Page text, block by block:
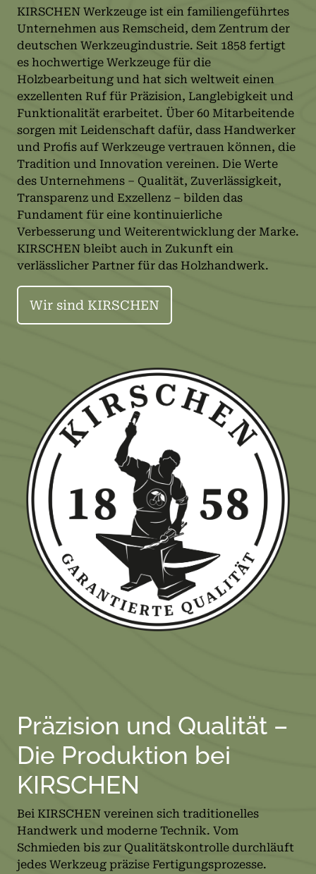
KIRSCHEN Werkzeuge ist ein familiengeführtes
Unternehmen aus Remscheid, dem Zentrum der
deutschen Werkzeugindustrie. Seit 1858 fertigt
es hochwertige Werkzeuge für die
Holzbearbeitung und hat sich weltweit einen
exzellenten Ruf für Präzision, Langlebigkeit und
Funktionalität erarbeitet. Über 60 Mitarbeitende
sorgen mit Leidenschaft dafür, dass Handwerker
und Profis auf Werkzeuge vertrauen können, die
Tradition und Innovation vereinen. Die Werte
des Unternehmens – Qualität, Zuverlässigkeit,
Transparenz und Exzellenz – bilden das
Fundament für eine kontinuierliche
Verbesserung und Weiterentwicklung der Marke.
KIRSCHEN bleibt auch in Zukunft ein
verlässlicher Partner für das Holzhandwerk.
Wir sind KIRSCHEN
Präzision und Qualität –
Die Produktion bei
KIRSCHEN
Bei KIRSCHEN vereinen sich traditionelles
Handwerk und moderne Technik. Vom
Schmieden bis zur Qualitätskontrolle durchläuft
jedes Werkzeug präzise Fertigungsprozesse.